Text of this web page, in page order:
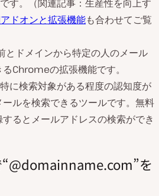
す。（関連記事：生産性を向上す
ドオンと拡張機能も合わせてご覧
とドメインから特定の人のメール
Chromeの拡張機能です。
に検索対象がある程度の認知度が
ルを検索できるツールです。無料
るとメールアドレスの検索ができ
を